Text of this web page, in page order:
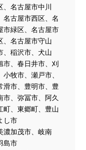
名古屋市中川
名古屋市西区、名
市緑区、名古屋市
、名古屋市守山
、稲沢市、犬山
、春日井市、刈
牧市、瀬戸市、
滑市、豊明市、豊
市、弥冨市、阿久
町、東郷町、豊山
し市
濃加茂市、岐南
島市